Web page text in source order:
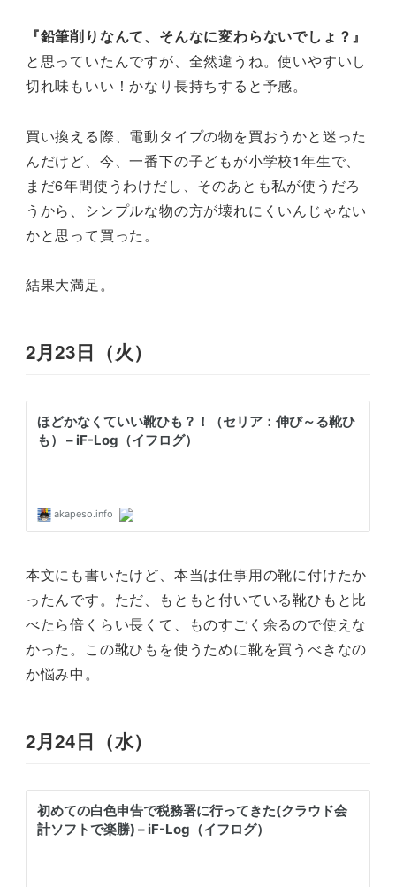
『鉛筆削りなんて、そんなに変わらないでしょ？』
と思っていたんですが、全然違うね。使いやすいし
切れ味もいい！かなり長持ちすると予感。
買い換える際、電動タイプの物を買おうかと迷った
んだけど、今、一番下の子どもが小学校1年生で、
まだ6年間使うわけだし、そのあとも私が使うだろ
うから、シンプルな物の方が壊れにくいんじゃない
かと思って買った。
結果大満足。
2月23日（火）
本文にも書いたけど、本当は仕事用の靴に付けたか
ったんです。ただ、もともと付いている靴ひもと比
べたら倍くらい長くて、ものすごく余るので使えな
かった。この靴ひもを使うために靴を買うべきなの
か悩み中。
2月24日（水）